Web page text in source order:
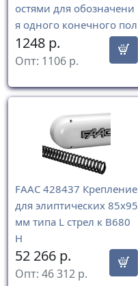
остями для обозначени
я одного конечного пол
ожения привода 390.
1248 р.
Опт: 1106 р.
FAAC 428437 Крепление
для элиптических 85х95
мм типа L стрел к B680
H
52 266 р.
Опт: 46 312 р.